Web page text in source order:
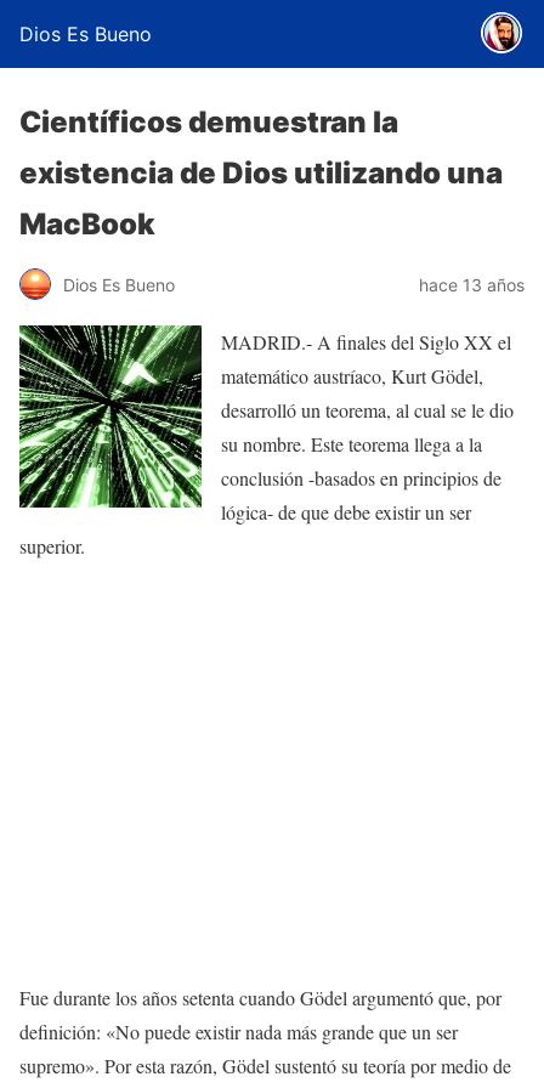
Dios Es Bueno
Científicos demuestran la
existencia de Dios utilizando una
MacBook
Dios Es Bueno hace 13 años
MADRID.- A finales del Siglo XX el
matemático austríaco, Kurt Gödel,
desarrolló un teorema, al cual se le dio
su nombre. Este teorema llega a la
conclusión -basados en principios de
lógica- de que debe existir un ser
superior.
Fue durante los años setenta cuando Gödel argumentó que, por
definición: «No puede existir nada más grande que un ser
supremo». Por esta razón, Gödel sustentó su teoría por medio de